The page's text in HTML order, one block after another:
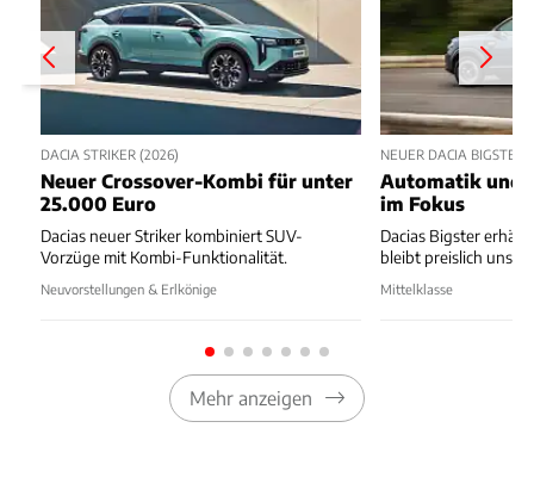
DACIA STRIKER (2026)
Neuer Crossover-Kombi für unter
25.000 Euro
Dacias neuer Striker kombiniert SUV-
Vorzüge mit Kombi-Funktionalität.
Neuvorstellungen & Erlkönige
NEUER DACIA BIGSTER
Automatik und
im Fokus
Dacias Bigster
bleibt preislich
Mittelklasse
Mehr anzeigen